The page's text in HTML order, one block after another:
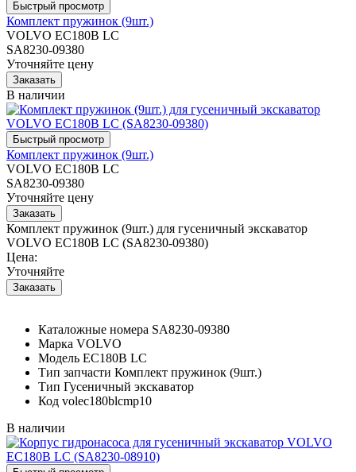
Комплект пружинок (9шт.)
VOLVO EC180B LC
SA8230-09380
Уточняйте цену
В наличии
Комплект пружинок (9шт.)
VOLVO EC180B LC
SA8230-09380
Уточняйте цену
Комплект пружинок (9шт.) для гусеничный экскаватор
VOLVO EC180B LC (SA8230-09380)
Цена:
Уточняйте
Каталожные номера SA8230-09380
Марка VOLVO
Модель EC180B LC
Тип запчасти Комплект пружинок (9шт.)
Тип Гусеничный экскаватор
Код volec180blcmp10
В наличии